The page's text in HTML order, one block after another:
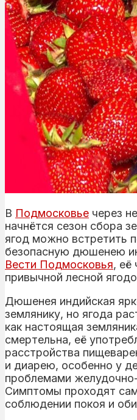
В Подмосковье через
начнётся сезон сбора
ягод можно встретить
безопасную дюшенею
Вести Подмосковья, её
привычной лесной
Дюшенея индийская
землянику, но ягода
как настоящая
смертельна, её
расстройства
и диарею, особенно у
проблемами
Симптомы проходят
соблюдении покоя и